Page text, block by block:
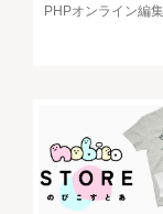
PHPオンライン編